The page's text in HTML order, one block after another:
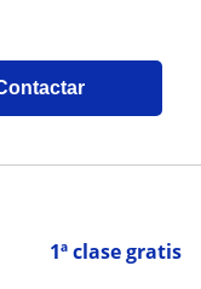
1ª clase gratis